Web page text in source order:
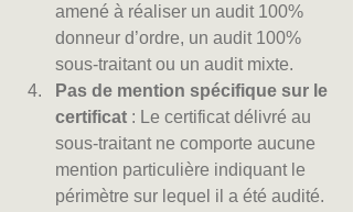
amené à réaliser un audit 100%
donneur d’ordre, un audit 100%
sous-traitant ou un audit mixte.
Pas de mention spécifique sur le
certificat : Le certificat délivré au
sous-traitant ne comporte aucune
mention particulière indiquant le
périmètre sur lequel il a été audité.